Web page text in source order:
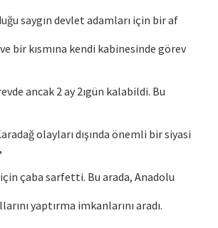
saygın devlet adamları için bir af
bir kısmına kendi kabinesinde görev
ancak 2 ay 2ıgün kalabildi. Bu
olayları dışında önemli bir siyasi
çaba sarfetti. Bu arada, Anadolu
yaptırma imkanlarını aradı.